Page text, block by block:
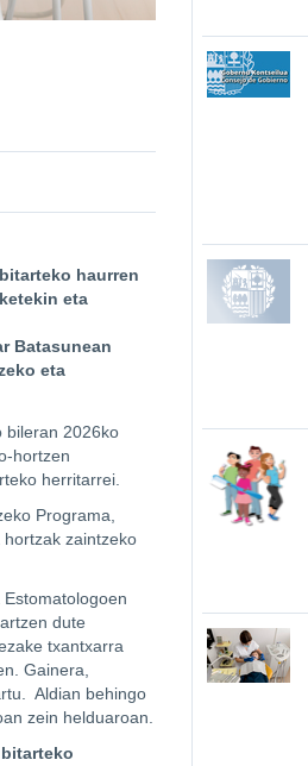
haurren
eta
Batasunean
eta
bileran 2026ko
hortzen
herritarrei.
Programa,
zaintzeko
Estomatologoen
dute
txantxarra
Gainera,
Aldian behingo
zein helduaroan.